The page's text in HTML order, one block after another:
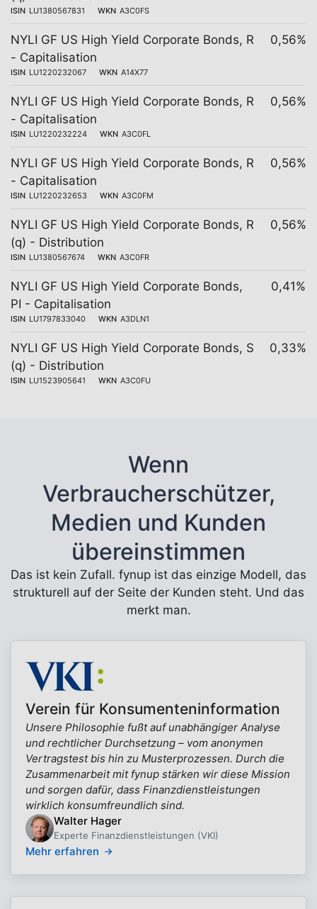
ISIN LU1380567831 WKN A3C0FS
NYLI GF US High Yield Corporate Bonds, R
- Capitalisation
ISIN LU1220232067 WKN A14X77
0,56%
NYLI GF US High Yield Corporate Bonds, R
- Capitalisation
ISIN LU1220232224 WKN A3C0FL
0,56%
NYLI GF US High Yield Corporate Bonds, R
- Capitalisation
ISIN LU1220232653 WKN A3C0FM
0,56%
NYLI GF US High Yield Corporate Bonds, R
(q) - Distribution
ISIN LU1380567674 WKN A3C0FR
0,56%
NYLI GF US High Yield Corporate Bonds,
PI - Capitalisation
ISIN LU1797833040 WKN A3DLN1
0,41%
NYLI GF US High Yield Corporate Bonds, S
(q) - Distribution
ISIN LU1523905641 WKN A3C0FU
0,33%
Wenn
Verbraucherschützer,
Medien und Kunden
übereinstimmen
Das ist kein Zufall. fynup ist das einzige Modell, das
strukturell auf der Seite der Kunden steht. Und das
merkt man.
Verein für Konsumenteninformation
Unsere Philosophie fußt auf unabhängiger Analyse
und rechtlicher Durchsetzung – vom anonymen
Vertragstest bis hin zu Musterprozessen. Durch die
Zusammenarbeit mit fynup stärken wir diese Mission
und sorgen dafür, dass Finanzdienstleistungen
wirklich konsumfreundlich sind.
Walter Hager
Experte Finanzdienstleistungen (VKI)
Mehr erfahren